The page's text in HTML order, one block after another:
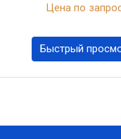
Цена по
Быстрый